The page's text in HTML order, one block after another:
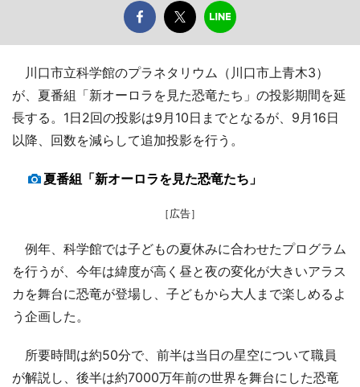
川口市立科学館のプラネタリウム（川口市上青木3）
が、夏番組「新オーロラを見た恐竜たち」の投影期間を延
長する。1日2回の投影は9月10日までとなるが、9月16日
以降、回数を減らして追加投影を行う。
夏番組「新オーロラを見た恐竜たち」
［広告］
例年、科学館では子どもの夏休みに合わせたプログラム
を行うが、今年は緯度が高く昼と夜の変化が大きいアラス
カを舞台に恐竜が登場し、子どもから大人まで楽しめるよ
う企画した。
所要時間は約50分で、前半は当日の星空について職員
が解説し、後半は約7000万年前の世界を舞台にした恐竜